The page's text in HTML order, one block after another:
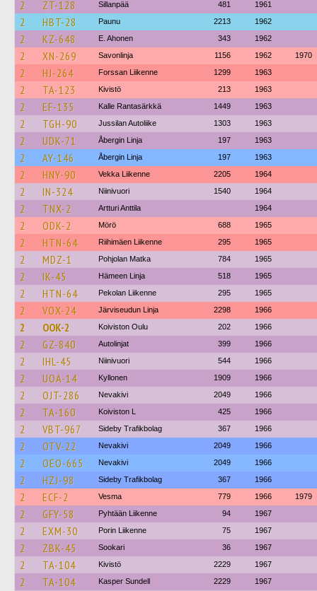
2 ZT-128 Sillanpää 481 1961
2 HBT-28 Paunu 2213 1962
2 KZ-648 E. Ahonen 343 1962
2 XN-269 Savonlinja 1156 1962 1970
2 HJ-264 Forssan Liikenne 1299 1963
2 TA-123 Kivistö 213 1963
2 EF-135 Kalle Rantasärkkä 1449 1963
2 TGH-90 Jussilan Autoliike 1303 1963
2 UDK-71 Åbergin Linja 197 1963
2 AY-146 Åbergin Linja 197 1963
2 HNY-90 Vekka Liikenne 2205 1964
2 IN-324 Niinivuori 1540 1964
2 TNX-2 Artturi Anttila 1964
2 ODK-2 Mörö 688 1965
2 HTN-64 Riihimäen Liikenne 295 1965
2 MDZ-1 Pohjolan Matka 784 1965
2 IK-45 Hämeen Linja 518 1965
2 HTN-64 Pekolan Liikenne 295 1965
2 VOX-24 Järviseudun Linja 2298 1966
2 OOK-2 Koiviston Oulu 202 1966
2 GZ-840 Autolinjat 399 1966
2 IHL-45 Niinivuori 544 1966
2 UOA-14 Kyllonen 1909 1966
2 OJT-286 Nevakivi 2049 1966
2 TA-160 Koiviston L 425 1966
2 VBT-967 Sideby Trafikbolag 367 1966
2 OTV-22 Nevakivi 2049 1966
2 OEO-665 Nevakivi 2049 1966
2 HZJ-98 Sideby Trafikbolag 367 1966
2 ECF-2 Vesma 779 1966 1979
2 GFY-58 Pyhtään Liikenne 94 1967
2 EXM-30 Porin Liikenne 75 1967
2 ZBK-45 Sookari 36 1967
2 TA-104 Kivistö 2229 1967
2 TA-104 Kasper Sundell 2229 1967